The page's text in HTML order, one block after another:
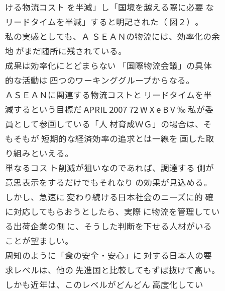
ける物流コスト を半減」し「国境を越える際に必要 な
リードタイムを半減」すると明記された（ 図２）。
私の実感としても、Ａ ＳＥＡＮの物流には、効率化の余
地 がまだ随所に残されている。
成果は効率化にとどまらない 「国際物流会議」の具体
的な活動は 四つのワーキンググループからなる。
ＡＳＥＡＮに関連する物流コストと リードタイムを半
減するという目標だ APRIL 2007 72 W X e B V ‰ 私が委
員として参画している「人 材育成ＷＧ」の場合は、そ
もそもが 短期的な経済効率の追求とは一線を 画した取
り組みといえる。
単なるコス ト削減が狙いなのであれば、調達する 側が
意思表示をするだけでもそれなり の効果が見込める。
しかし、急速に 変わり続ける日本社会のニーズに的 確
に対応してもらおうとしたら、実際 に物流を管理してい
る出荷企業の側 に、そうした判断を下せる人材がいる
ことが望ましい。
周知のように「食の安全・安心」に 対する日本人の要
求レベルは、他の 先進国と比較してもずば抜けて高い。
しかも近年は、このレベルがどんどん 高度化してい